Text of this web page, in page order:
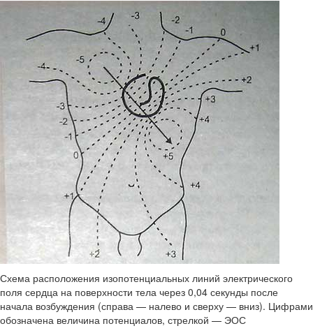
Схема расположения изопотенциальных линий электрического
поля сердца на поверхности тела через 0,04 секунды после
начала возбуждения (справа — налево и сверху — вниз). Цифрами
обозначена величина потенциалов, стрелкой — ЭОС